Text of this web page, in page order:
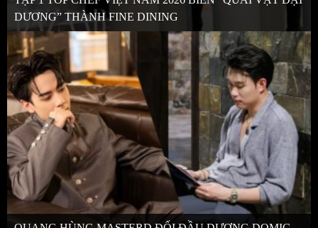
DƯƠNG” THÀNH FINE DINING